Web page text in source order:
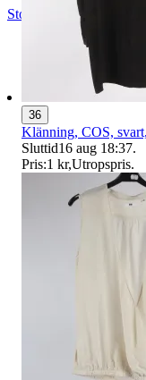
Stockholm
Sverige
36
Klänning, COS,
Sluttid16 aug 18:37.
Pris:1 kr,Utropspris.